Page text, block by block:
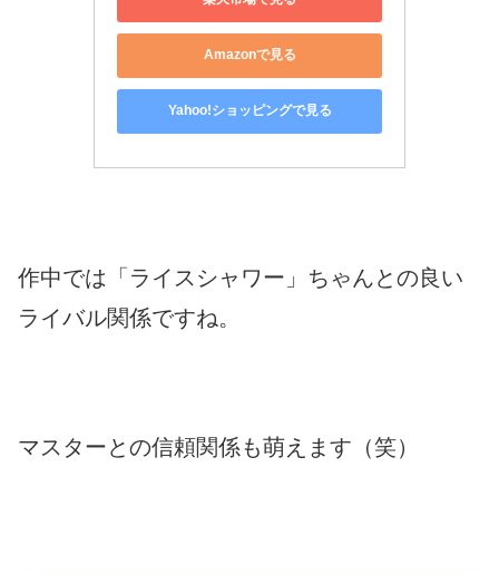
Amazonで見る
Yahoo!ショッピングで見る
作中では「ライスシャワー」ちゃんとの良い
ライバル関係ですね。
マスターとの信頼関係も萌えます（笑）